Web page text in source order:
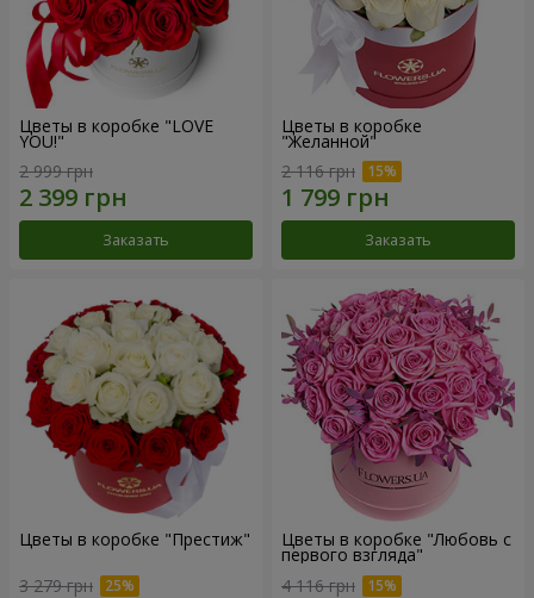
Цветы в коробке "LOVE
YOU!"
2 999 грн
Заказать
Цветы в коробке
"Желанной"
2 116 грн
Заказать
Цветы в коробке "Престиж"
3 279 грн
Цветы в коробке "Любовь с
первого взгляда"
4 116 грн